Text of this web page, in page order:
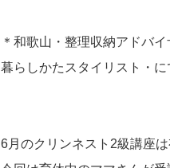
＊和歌山・整理収納アドバ
暮らしかたスタイリスト・
6月のクリンネスト2級講座